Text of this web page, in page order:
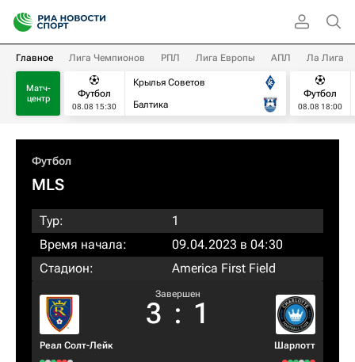
Главное Лига Чемпионов РПЛ Лига Европы АПЛ Ла Лига
Матч-
центр
Футбол
08.08 15:30
Крылья Советов
Балтика
Футбол
08.08 18:00
Футбол
MLS
Тур:
1
Время начала:
09.04.2023 в 04:30
Стадион:
America First Field
Реал Солт-Лейк
Завершен
3 : 1
Шарлотт